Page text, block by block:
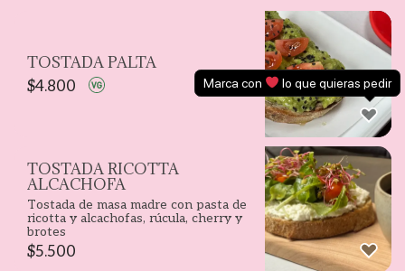
TOSTADA PALTA
$4.800
TOSTADA RICOTTA
ALCACHOFA
Tostada de masa madre con pasta de
ricotta y alcachofas, rúcula, cherry y
brotes
$5.500
Marca con lo que quieras pedir